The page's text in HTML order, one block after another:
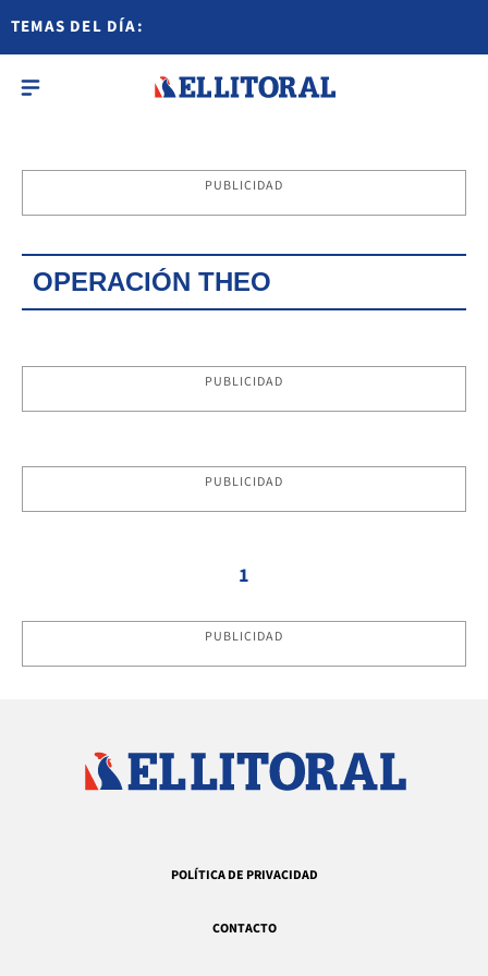
TEMAS DEL DÍA:
PUBLICIDAD
OPERACIÓN THEO
PUBLICIDAD
PUBLICIDAD
1
PUBLICIDAD
POLÍTICA DE PRIVACIDAD
CONTACTO